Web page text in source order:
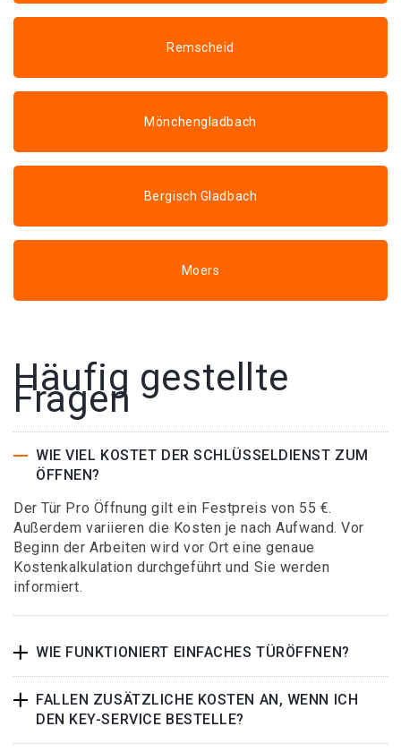
Remscheid
Mönchengladbach
Bergisch Gladbach
Moers
Häufig gestellte
Fragen
WIE VIEL KOSTET DER SCHLÜSSELDIENST ZUM
ÖFFNEN?
Der Tür Pro Öffnung gilt ein Festpreis von 55 €.
Außerdem variieren die Kosten je nach Aufwand. Vor
Beginn der Arbeiten wird vor Ort eine genaue
Kostenkalkulation durchgeführt und Sie werden
informiert.
WIE FUNKTIONIERT EINFACHES TÜRÖFFNEN?
FALLEN ZUSÄTZLICHE KOSTEN AN, WENN ICH
DEN KEY-SERVICE BESTELLE?